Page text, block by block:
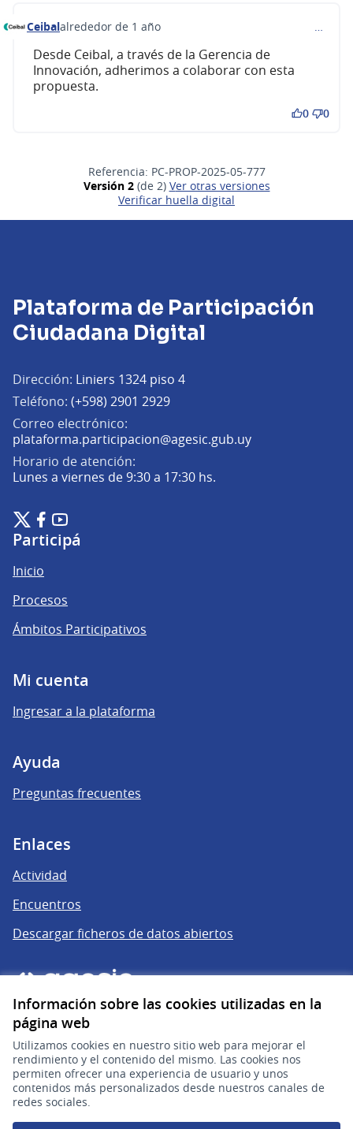
Información sobre las cookies utilizadas en la
página web
Utilizamos cookies en nuestro sitio web para mejorar el
rendimiento y el contenido del mismo. Las cookies nos
permiten ofrecer una experiencia de usuario y unos
contenidos más personalizados desde nuestros canales de
redes sociales.
Comentario 589
Ceibalalrededor de 1 año
Desde Ceibal, a través de la Gerencia de
Innovación, adherimos a colaborar con esta
propuesta.
0 0
Referencia: PC-PROP-2025-05-777
Versión 2(de 2)
ver otras versiones
Verificar huella digital
Plataforma de Participación
Ciudadana Digital
Dirección: Liniers 1324 piso 4
Teléfono: (+598) 2901 2929
Correo electrónico:
plataforma.participacion@agesic.gub.uy(Abrir en una
Horario de atención:
Lunes a viernes de 9:30 a 17:30 hs.
Plataforma de Participación Ciudadana Digital en X
(Enlace externo)
Plataforma de Participación Ciudadana Digital en Facebook
(Enlace externo)
Plataforma de Participación Ciudadana Digital en
(Enlace externo)
Participá
Inicio
Procesos
Ámbitos Participativos
Mi cuenta
Ingresar a la plataforma
Ayuda
Preguntas frecuentes
Enlaces
Actividad
Encuentros
Descargar ficheros de datos abiertos
gub.uy
(Enlace externo)